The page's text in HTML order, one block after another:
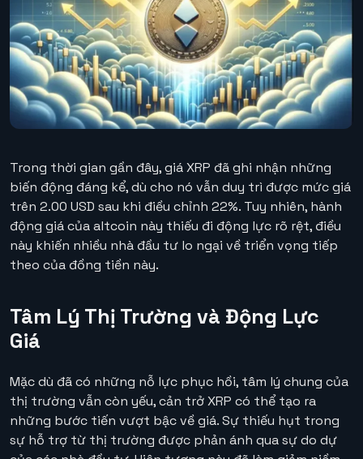
Trong thời gian gần đây, giá XRP đã ghi nhận những
biến động đáng kể, dù cho nó vẫn duy trì được mức giá
trên 2.00 USD sau khi điều chỉnh 22%. Tuy nhiên, hành
động giá của altcoin này thiếu đi động lực rõ rệt, điều
này khiến nhiều nhà đầu tư lo ngại về triển vọng tiếp
theo của đồng tiền này.
Tâm Lý Thị Trường và Động Lực
Giá
Mặc dù đã có những nỗ lực phục hồi, tâm lý chung của
thị trường vẫn còn yếu, cản trở XRP có thể tạo ra
những bước tiến vượt bậc về giá. Sự thiếu hụt trong
sự hỗ trợ từ thị trường được phản ánh qua sự do dự